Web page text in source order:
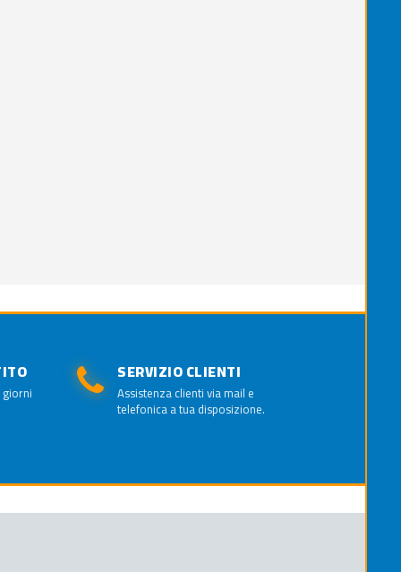
SERVIZIO CLIENTI
Assistenza clienti via mail e
telefonica a tua disposizione.